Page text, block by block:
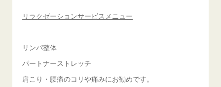
リラクゼーションサービスメニュー
リンパ整体
パートナーストレッチ
肩こり・腰痛のコリや痛みにお勧めです。